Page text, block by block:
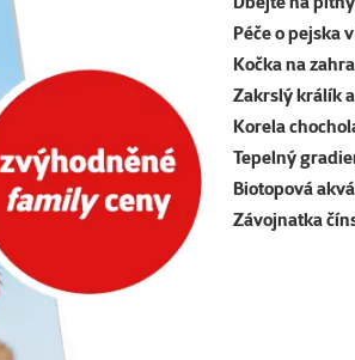
Péče o pejska
Kočka na
Zakrslý králík
Korela
Tepelný
Biotopová
Závojnatka